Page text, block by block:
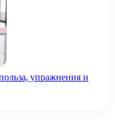
упражнения и